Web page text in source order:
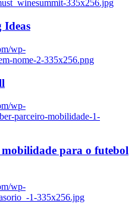
335x256.jpg
Ideas
wp-
nome-2-335x256.png
wp-
parceiro-mobilidade-1-
para o futebol
wp-
1-335x256.jpg